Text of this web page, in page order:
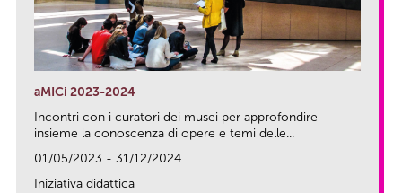
aMICi 2023-2024
Incontri con i curatori dei musei per approfondire
insieme la conoscenza di opere e temi delle...
01/05/2023 - 31/12/2024
Iniziativa didattica